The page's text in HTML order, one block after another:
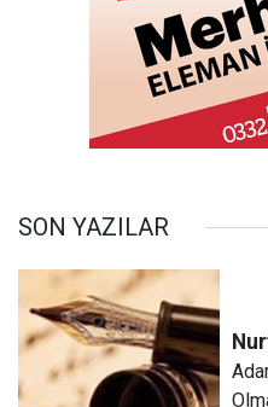
SON YAZILAR